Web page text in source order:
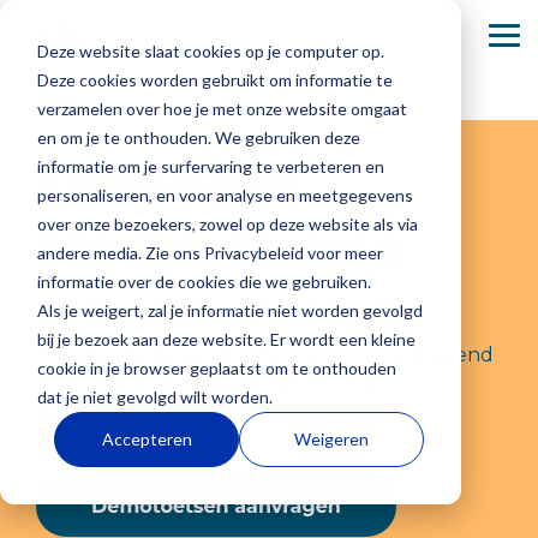
Deze website slaat cookies op je computer op.
Deze cookies worden gebruikt om informatie te
verzamelen over hoe je met onze website omgaat
en om je te onthouden. We gebruiken deze
informatie om je surfervaring te verbeteren en
personaliseren, en voor analyse en meetgegevens
over onze bezoekers, zowel op deze website als via
andere media. Zie ons Privacybeleid voor meer
informatie over de cookies die we gebruiken.
Als je weigert, zal je informatie niet worden gevolgd
bij je bezoek aan deze website. Er wordt een kleine
cookie in je browser geplaatst om te onthouden
dat je niet gevolgd wilt worden.
Accepteren Weigeren
main
Basisonderwijs
Elke dag zie
je jouw
leerlingen
groeien. Bij
Dia begrijpen
waardevol
het is om
Secundair
onderwijs
Onderwijs
draait niet
alleen om
punten,
groei van
elke leerling.
leerlingen
en
begeleiders
Ouders,
leerlingen en
we de
zekerheid
Basisonderwijs
Dia-groeiwijzer
Dia-LVS-toetsen
Diaplus: oefenmateriaal
Secundair onderwijs
Dia-groeiwijzer
Dia-LVS-toetsen
Onze Academie
Dia komt naar jou
Over ons
Wij zijn
ontwikkelaar
en uitgever
van het
adaptieve
leerlingvolgsysteem
en
Werken bij
Dia
Bij Dia
werken we
met een
enthousiast
richting
geven aan
vragen
Je vindt hier
op
veelgestelde
de
producten
Diatekst
Nederlands
Secundair onderwijs
Diatekst Nederlands is de toets voor begrijpend
lezen. Deze toets geeft inzicht in de
leesvaardigheid van iedere leerling.